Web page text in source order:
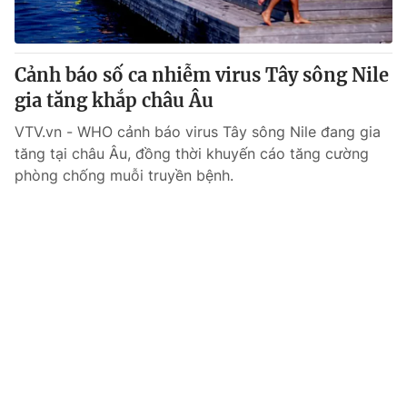
Cảnh báo số ca nhiễm virus Tây sông Nile
gia tăng khắp châu Âu
VTV.vn - WHO cảnh báo virus Tây sông Nile đang gia
tăng tại châu Âu, đồng thời khuyến cáo tăng cường
phòng chống muỗi truyền bệnh.